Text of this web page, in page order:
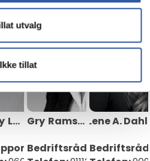
utvalg
Ikke tillat
Lajorde Bråthen Gry
Ramskeid
Bedriftsrådgiver
Lene A. Dahl